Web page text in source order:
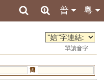
粵
普
單讀音字
簡